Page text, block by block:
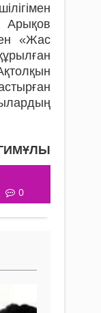
Арықов
«Жас
0